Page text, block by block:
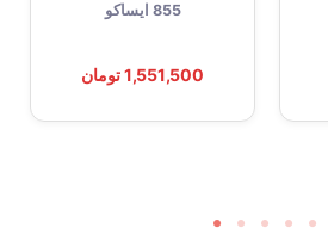
855 ایساکو
1,551,500 تومان